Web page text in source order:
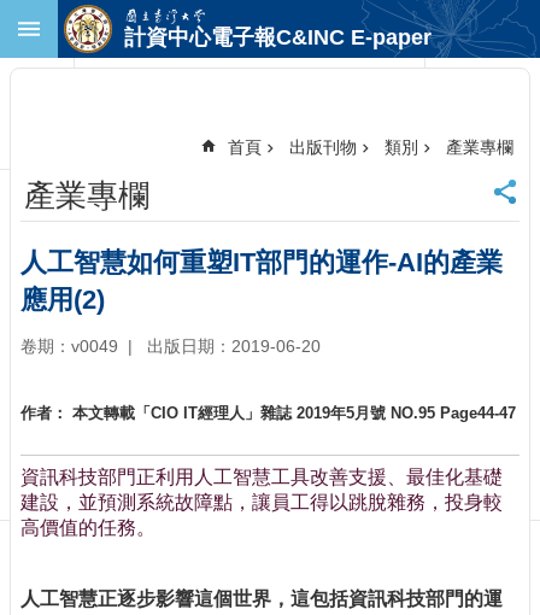
跳到主要內容區塊
首
頁
臺
大
首
計
首
聯
絡
資
閱/
計資中心電子報C&INC E-paper
首頁 出版刊物 類別 產業專欄
產業專欄
人工智慧如何重塑IT部門的運作-AI的產業
應用(2)
卷期：v0049 出版日期：2019-06-20
作者： 本文轉載「CIO IT經理人」雜誌 2019年5月號 NO.95 Page44-47
資訊科技部門正利用人工智慧工具改善支援、最佳化基礎
建設，並預測系統故障點，讓員工得以跳脫雜務，投身較
高價值的任務。
人工智慧正逐步影響這個世界，這包括資訊科技部門的運